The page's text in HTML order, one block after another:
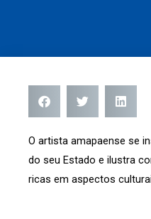
O artista amapaense se
do seu Estado e ilustra
ricas em aspectos